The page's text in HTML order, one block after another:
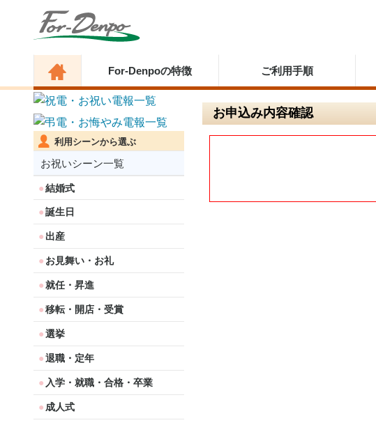
For-Denpoの特徴 ご利用手順
利用シーンから選ぶ
お祝いシーン一覧
結婚式
誕生日
出産
お見舞い・お礼
就任・昇進
移転・開店・受賞
選挙
退職・定年
入学・就職・合格・卒業
成人式
お申込み内容確認